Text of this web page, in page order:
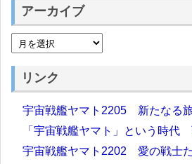
アーカイブ
リンク
宇宙戦艦ヤマト2205 新たなる
「宇宙戦艦ヤマト」という時代
宇宙戦艦ヤマト2202 愛の戦士